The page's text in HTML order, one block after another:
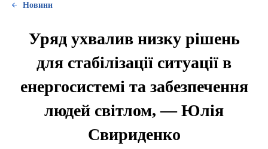
Новини
Уряд ухвалив низку рішень
для стабілізації ситуації в
енергосистемі та забезпечення
людей світлом, — Юлія
Свириденко